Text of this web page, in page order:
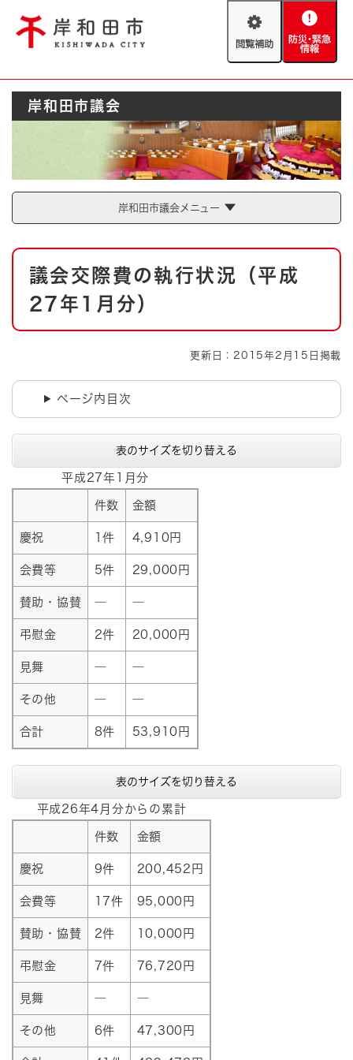
閲
助
防
緊
情
報
Foreign language
やさしい日本語
とじる
防災・緊急情報
ハザードマップ AED設置箇所
とじる
岸和田市議会
岸和田市議会メニュー
本
議会交際費の執行状況（平成
27年1月分）
更新日：2015年2月15日掲載
ページ内目次
表のサイズを切り替える
平成27年1月分
件数 金額
慶祝 1件 4,910円
会費等 5件 29,000円
賛助・協賛 ― ―
弔慰金 2件 20,000円
見舞 ― ―
その他 ― ―
合計 8件 53,910円
表のサイズを切り替える
平成26年4月分からの累計
件数 金額
慶祝 9件 200,452円
会費等 17件 95,000円
賛助・協賛 2件 10,000円
弔慰金 7件 76,720円
見舞 ― ―
その他 6件 47,300円